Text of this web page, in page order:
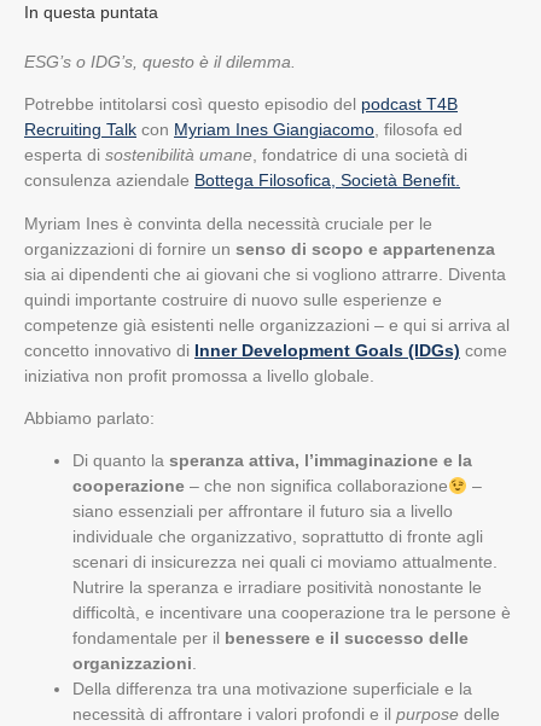
In questa puntata
ESG’s o IDG’s, questo è il dilemma.
Potrebbe intitolarsi così questo episodio del podcast T4B
Recruiting Talk con Myriam Ines Giangiacomo , filosofa ed
esperta di sostenibilità umane , fondatrice di una società di
consulenza aziendale Bottega Filosofica, Società Benefit.
Myriam Ines è convinta della necessità cruciale per le
organizzazioni di fornire un senso di scopo e appartenenza
sia ai dipendenti che ai giovani che si vogliono attrarre. Diventa
quindi importante costruire di nuovo sulle esperienze e
competenze già esistenti nelle organizzazioni – e qui si arriva al
concetto innovativo di Inner Development Goals (IDGs) come
iniziativa non profit promossa a livello globale.
Abbiamo parlato:
Di quanto la speranza attiva, l’immaginazione e la
cooperazione – che non significa collaborazione
–
siano essenziali per affrontare il futuro sia a livello
individuale che organizzativo, soprattutto di fronte agli
scenari di insicurezza nei quali ci moviamo attualmente.
Nutrire la speranza e irradiare positività nonostante le
difficoltà, e incentivare una cooperazione tra le persone è
fondamentale per il benessere e il successo delle
organizzazioni.
Della differenza tra una motivazione superficiale e la
necessità di affrontare i valori profondi e il purpose delle